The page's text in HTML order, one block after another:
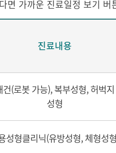
면 가까운 진료일정 보기 버
진료내용
(로봇 가능), 복부성형, 허벅
성형
성형클리닉(유방성형, 체형성